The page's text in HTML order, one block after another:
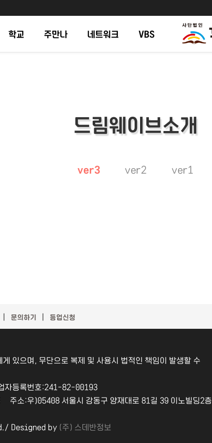
학교 주만나 네트워크 VBS
드림웨이브소개
ver3 ver2 ver1
｜ 문의하기 ｜ 등업신청
있으며, 무단으로 복제 및 사용시 법적인 책임이 발생할 수
자등록번호:241-82-00193
:우)05408 서울시 강동구 양재대로 81길 39 이노빌딩2층
Designed by (주) 스데반정보